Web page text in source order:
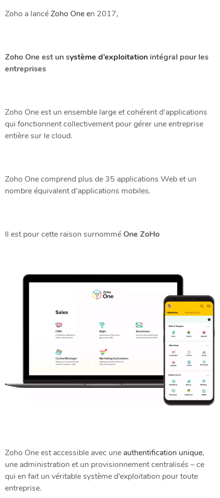
Zoho a lancéZoho One en 2017,
Zoho One est un système d’exploitation intégral pour les
entreprises
Zoho One est un ensemble large et cohérent d’applications
qui fonctionnent collectivement pour gérer une entreprise
entière sur le cloud.
Zoho One comprend plus de 35 applications Web et un
nombre équivalent d’applications mobiles.
Il est pour cette raison surnommé One ZoHo
Zoho One est accessible avec une authentification unique,
une administration et un provisionnement centralisés – ce
qui en fait un véritable système d’exploitation pour toute
entreprise.